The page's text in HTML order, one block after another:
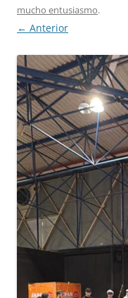
mucho entusiasmo.
← Anterior